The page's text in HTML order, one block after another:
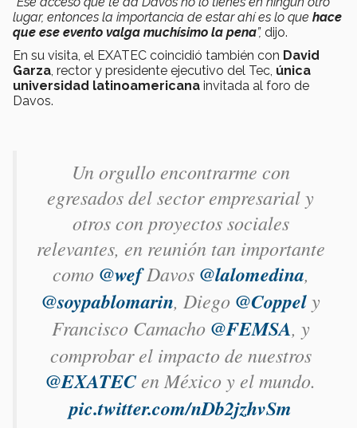
lugar, entonces la importancia de estar ahí es lo que hace
que ese evento valga muchísimo la pena”, dijo.
En su visita, el EXATEC coincidió también con David
Garza , rector y presidente ejecutivo del Tec, única
universidad latinoamericana invitada al foro de
Davos.
Un orgullo encontrarme con
egresados del sector empresarial y
otros con proyectos sociales
relevantes, en reunión tan importante
como @wefDavos @lalomedina,
@soypablomarin, Diego @Coppely
Francisco Camacho @FEMSA, y
comprobar el impacto de nuestros
@EXATECen México y el mundo.
pic.twitter.com/nDb2jzhvSm